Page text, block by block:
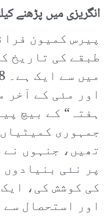
انگریزی میں پڑھنے
پیرس کمیون
طبقے کی تاریخ
اور مئی کے آخر
ہفتہ“ کے بیچ
جمہوری
تھیں، جنہوں
پر نئی
کی کوشش کی،
اور استحصال